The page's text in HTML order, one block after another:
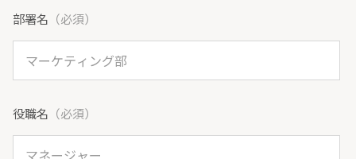
部署名 （必須）
役職名 （必須）